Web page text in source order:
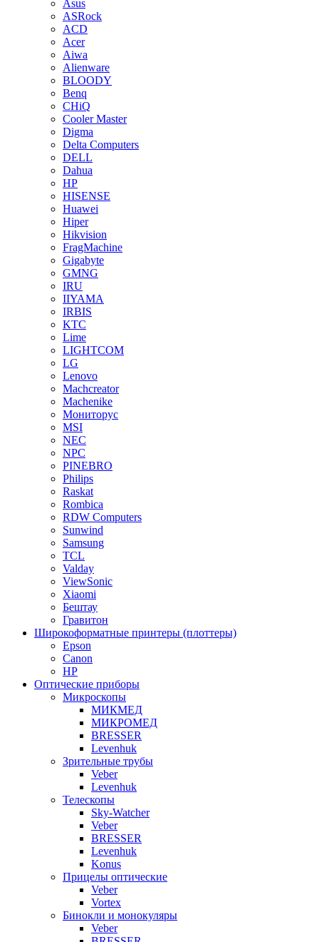
Asus
ASRock
ACD
Acer
Aiwa
Alienware
BLOODY
Benq
CHiQ
Cooler Master
Digma
Delta Computers
DELL
Dahua
HP
HISENSE
Huawei
Hiper
Hikvision
FragMachine
Gigabyte
GMNG
IRU
IIYAMA
IRBIS
KTC
Lime
LIGHTCOM
LG
Lenovo
Machcreator
Machenike
Мониторус
MSI
NEC
NPC
PINEBRO
Philips
Raskat
Rombica
RDW Computers
Sunwind
Samsung
TCL
Valday
ViewSonic
Xiaomi
Бештау
Гравитон
Широкоформатные принтеры (плоттеры)
Epson
Canon
HP
Оптические приборы
Микроскопы
МИКМЕД
МИКРОМЕД
BRESSER
Levenhuk
Зрительные трубы
Veber
Levenhuk
Телескопы
Sky-Watcher
Veber
BRESSER
Levenhuk
Konus
Прицелы оптические
Veber
Vortex
Бинокли и монокуляры
Veber